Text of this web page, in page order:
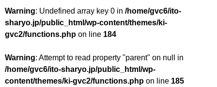
Warning: Undefined array key 0 in /home/gvc6/ito-
sharyo.jp/public_html/wp-content/themes/ki-
gvc2/functions.php on line 184
Warning: Attempt to read property "parent" on null in
/home/gvc6/ito-sharyo.jp/public_html/wp-
content/themes/ki-gvc2/functions.php on line 185